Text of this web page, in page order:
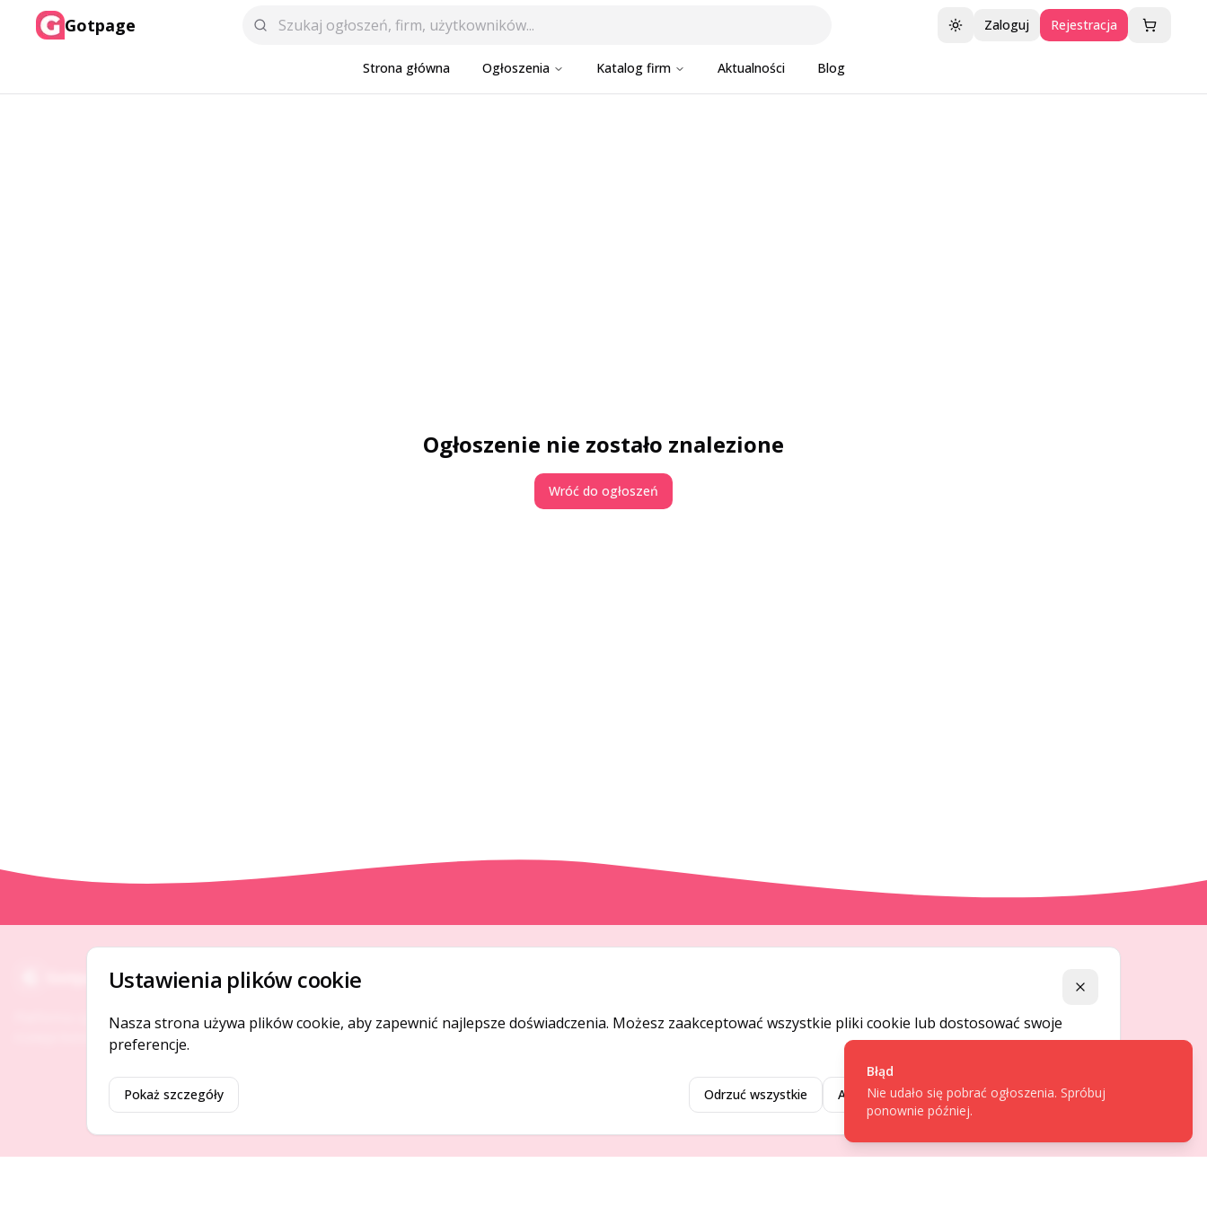
Gotpage Przełącz motyw
Zaloguj Rejestracja
Strona główna Ogłoszenia Katalog firm Aktualności Blog
Ogłoszenie nie zostało znalezione
Wróć do ogłoszeń
Gotpage
Platforma ogłoszeń i firm, która łączy ludzi i
rozwija biznes w Twojej okolicy.
O NAS
Kontakt
Usługi premium
Regulamin
Błąd
Nie udało się pobrać ogłoszenia. Spróbuj
ponownie później.
Ustawienia plików cookie Zamknij
Nasza strona używa plików cookie, aby zapewnić najlepsze doświadczenia. Możesz zaakceptować wszystkie pliki cookie lub dostosować swoje
preferencje.
Pokaż szczegóły Odrzuć wszystkie Akceptuj wybrane Akceptuj wszystkie